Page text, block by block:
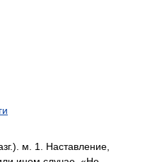
м. 1. Наставление,